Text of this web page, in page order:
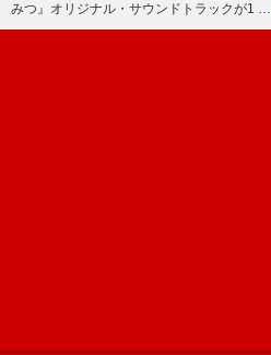
みつ』オリジナル・サウンドトラックが1 …